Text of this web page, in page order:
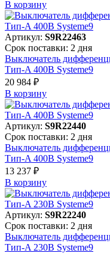
В корзинy
Артикул: S9R22463
Срок поставки: 2 дня
Выключатель
Тип-A 400В Systeme9
20 984 ₽
В корзинy
Артикул: S9R22440
Срок поставки: 2 дня
Выключатель
Тип-A 400В Systeme9
13 237 ₽
В корзинy
Артикул: S9R22240
Срок поставки: 2 дня
Выключатель
Тип-A 230В Systeme9